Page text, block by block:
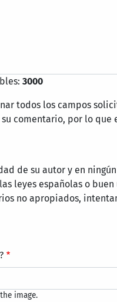
3000
todos los campos
comentario, por lo que
de su autor y en
leyes españolas o buen
no apropiados,
image.